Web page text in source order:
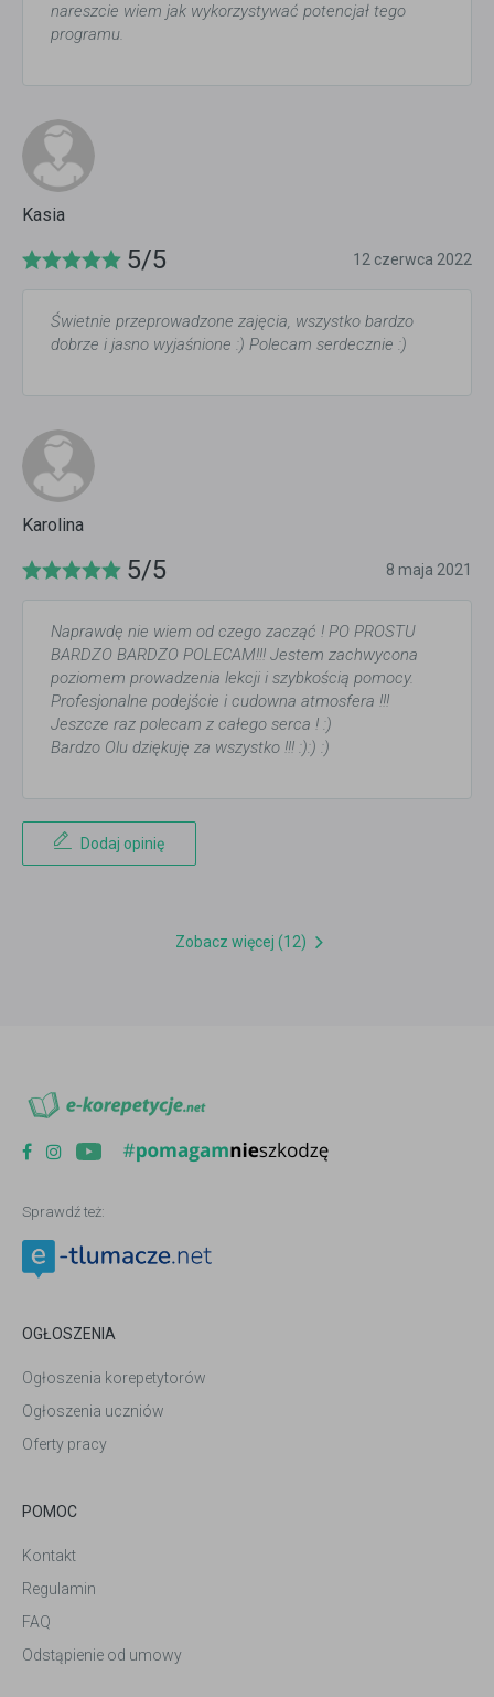
nareszcie wiem jak wykorzystywać potencjał tego
programu.
Kasia
5/5 12 czerwca 2022
Świetnie przeprowadzone zajęcia, wszystko bardzo
dobrze i jasno wyjaśnione :) Polecam serdecznie :)
Karolina
5/5 8 maja 2021
Naprawdę nie wiem od czego zacząć ! PO PROSTU
BARDZO BARDZO POLECAM!!! Jestem zachwycona
poziomem prowadzenia lekcji i szybkością pomocy.
Profesjonalne podejście i cudowna atmosfera !!!
Jeszcze raz polecam z całego serca ! :)
Bardzo Olu dziękuję za wszystko !!! :):) :)
Dodaj opinię
Zobacz więcej (12)
Sprawdź też:
OGŁOSZENIA
Ogłoszenia korepetytorów
Ogłoszenia uczniów
Oferty pracy
POMOC
Kontakt
Regulamin
FAQ
Odstąpienie od umowy